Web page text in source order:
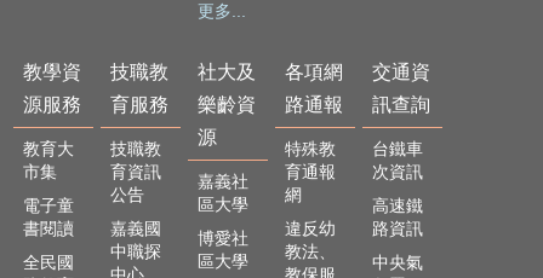
網
路
通
報
通
資
訊
更多...
教學資
源服務
教育大
市集
電子童
書閱讀
全民國
技職教
育服務
技職教
育資訊
公告
嘉義國
中職探
社大及
樂齡資
源
嘉義社
區大學
博愛社
區大學
各項網
路通報
特殊教
育通報
網
違反幼
教法、
交通資
訊查詢
台鐵車
次資訊
高速鐵
路資訊
中央氣